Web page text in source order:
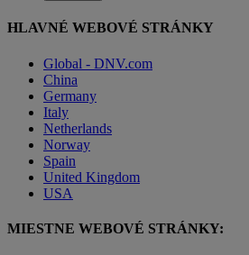
HLAVNÉ WEBOVÉ STRÁNKY
Global - DNV.com
China
Germany
Italy
Netherlands
Norway
Spain
United Kingdom
USA
MIESTNE WEBOVÉ STRÁNKY: